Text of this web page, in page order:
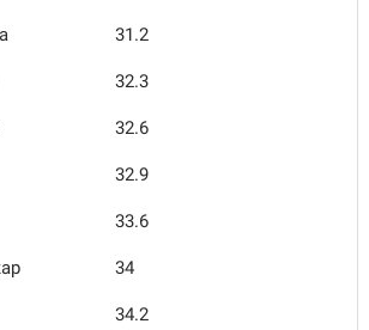
31.2
32.3
32.6
32.9
33.6
34
34.2